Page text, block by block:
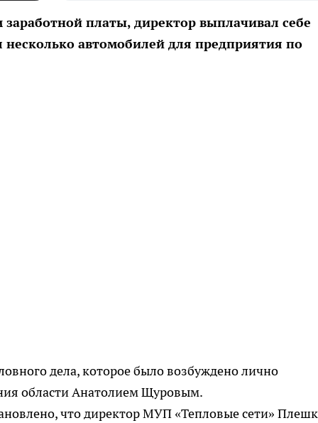
платы, директор выплачивал себе
автомобилей для предприятия по
дела, которое было возбуждено лично
области Анатолием Щуровым.
что директор МУП «Тепловые сети»